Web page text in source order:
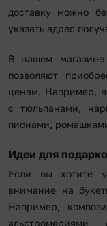
доставку можно
указать адрес
В нашем магазине
позволяют
ценам. Например,
с тюльпанами,
пионами,
Идеи для
Если вы хотите
внимание на
Например,